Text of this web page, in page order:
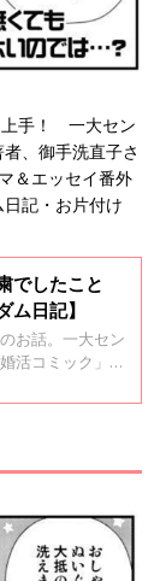
上手！ 一大セン
、御手洗直子さ
＆エッセイ番外
記・お片付け
でしたこと
ム日記】
お話。一大セン
活コミック」著
ころ満載の
マダム日記」